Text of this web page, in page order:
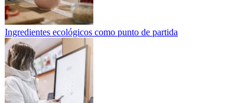
Ingredientes ecológicos como punto de partida